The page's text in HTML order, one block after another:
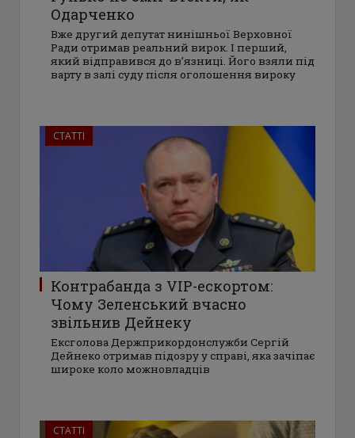
Одарченко
Вже другий депутат нинішньої Верховної
Ради отримав реальний вирок. І перший,
який відправився до в’язниці. Його взяли під
варту в залі суду після оголошення вироку
СТАТТІ
Контрабанда з VIP-ескортом:
Чому Зеленський вчасно
звільнив Дейнеку
Ексголова Держприкордонслужби Сергій
Дейнеко отримав підозру у справі, яка зачіпає
широке коло можновладців
СТАТТІ